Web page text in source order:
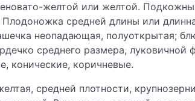
желтой или желтой.
средней длины или
неопадающая, полуоткрытая;
среднего размера,
конические, коричневые.
средней плотности,